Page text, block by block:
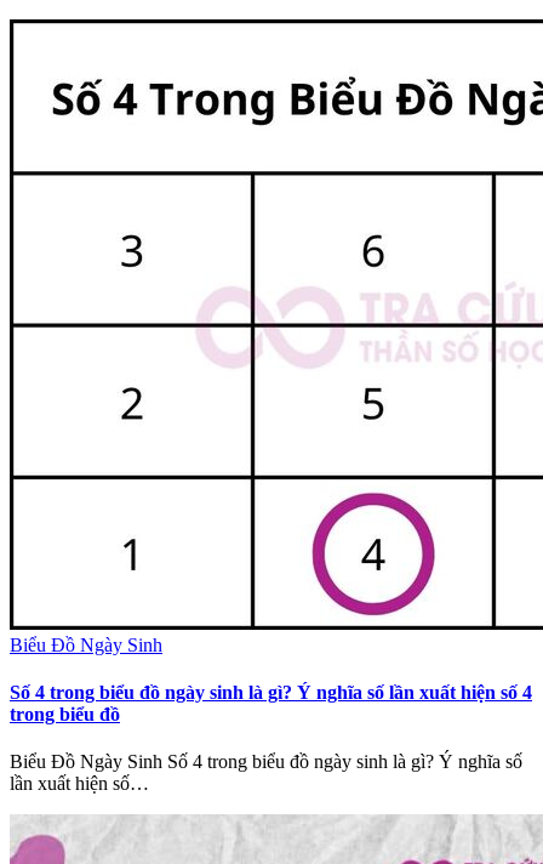
Biểu Đồ Ngày Sinh
Số 4 trong biểu đồ ngày sinh là gì? Ý nghĩa số lần xuất hiện số 4
trong biểu đồ
Biểu Đồ Ngày Sinh Số 4 trong biểu đồ ngày sinh là gì? Ý nghĩa số
lần xuất hiện số…